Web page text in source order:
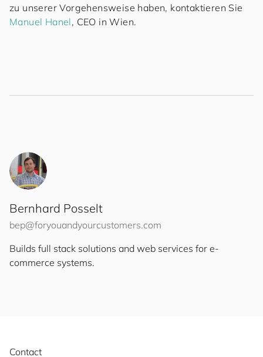
zu unserer Vorgehensweise haben, kontaktieren Sie
Manuel Hanel, CEO in Wien.
Bernhard Posselt
bep@foryouandyourcustomers.com
Builds full stack solutions and web services for e-
commerce systems.
Contact